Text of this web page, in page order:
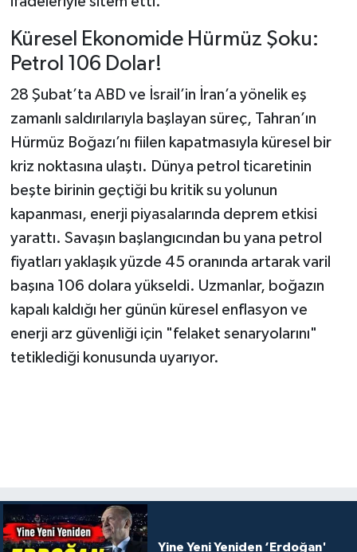
Küresel Ekonomide Hürmüz Şoku:
Petrol 106 Dolar!
28 Şubat’ta ABD ve İsrail’in İran’a yönelik eş
zamanlı saldırılarıyla başlayan süreç, Tahran’ın
Hürmüz Boğazı’nı fiilen kapatmasıyla küresel bir
kriz noktasına ulaştı. Dünya petrol ticaretinin
beşte birinin geçtiği bu kritik su yolunun
kapanması, enerji piyasalarında deprem etkisi
yarattı. Savaşın başlangıcından bu yana petrol
fiyatları yaklaşık yüzde 45 oranında artarak varil
başına 106 dolara yükseldi. Uzmanlar, boğazın
kapalı kaldığı her günün küresel enflasyon ve
enerji arz güvenliği için "felaket senaryolarını"
tetiklediği konusunda uyarıyor.
Yine Yeni Yeniden ‘Erdoğan'